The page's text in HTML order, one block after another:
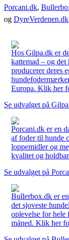
Porcani.dk,
og DyreVerdenen.dk
Hos Gilpa.dk er
kattemad – og
producerer deres
Europa. Klik her
Se udvalget på
Porcani.dk er en
af foder til hunde
loppemidler og
kvalitet og
Se udvalget på
Bullerbox.dk er
det sjoveste
oplevelse for hele
måned. Klik her